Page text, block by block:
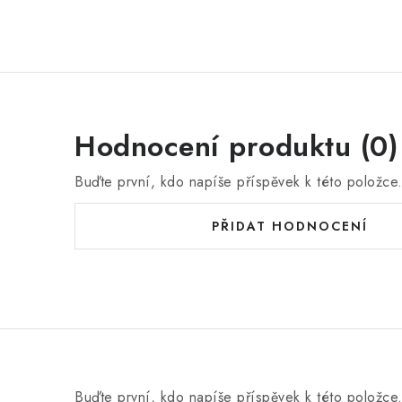
Hodnocení produktu (0)
Buďte první, kdo napíše příspěvek k této položce.
PŘIDAT HODNOCENÍ
Buďte první, kdo napíše příspěvek k této položce.